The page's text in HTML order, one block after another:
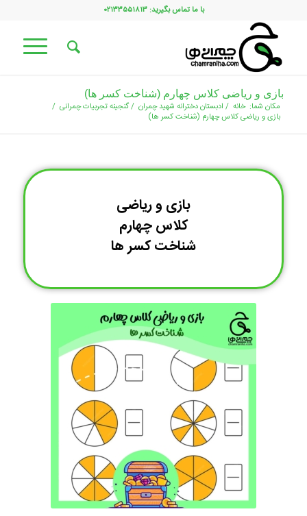
با ما تماس بگیرید: ۰۲۱۳۳۵۵۱۸۱۳
بازی و ریاضی کلاس چهارم (شناخت کسر ها)
مکان شما: خانه / ادبستان دخترانه شهید چمران /گنجینه تجربیات چمرانی /
بازی و ریاضی کلاس چهارم (شناخت کسر ها)
بازی و ریاضی
کلاس چهارم
شناخت کسر ها